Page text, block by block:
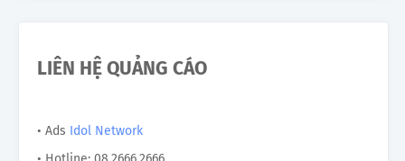
LIÊN HỆ QUẢNG CÁO
• Ads Idol Network